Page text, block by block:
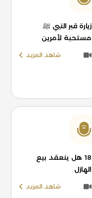
زيارة قبر النبي ﷺ
مستحبة لأمرين
شاهد المزيد
18 هل ينعقد بيع
الهازل
شاهد المزيد